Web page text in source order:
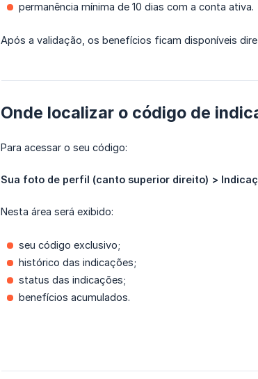
permanência mínima de 10 dias com a conta ativa.
Após a validação, os benefícios ficam disponíveis
Onde localizar o código de
Para acessar o seu código:
Sua foto de perfil (canto superior direito) >
Nesta área será exibido:
seu código exclusivo;
histórico das indicações;
status das indicações;
benefícios acumulados.